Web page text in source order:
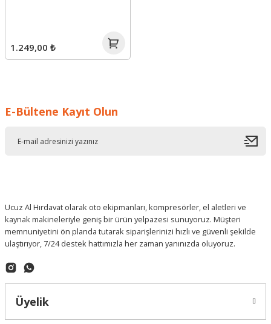
1.249,00 ₺
E-Bültene Kayıt Olun
Ucuz Al Hırdavat olarak oto ekipmanları, kompresörler, el aletleri ve
kaynak makineleriyle geniş bir ürün yelpazesi sunuyoruz. Müşteri
memnuniyetini ön planda tutarak siparişlerinizi hızlı ve güvenli şekilde
ulaştırıyor, 7/24 destek hattımızla her zaman yanınızda oluyoruz.
Üyelik